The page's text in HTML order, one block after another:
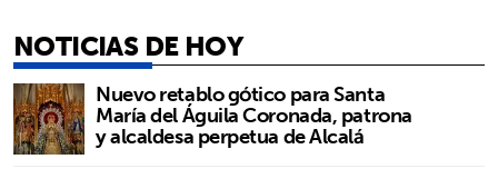
NOTICIAS DE HOY
Nuevo retablo gótico para Santa
María del Águila Coronada, patrona
y alcaldesa perpetua de Alcalá